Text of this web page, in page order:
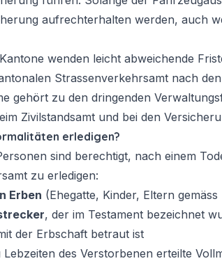
aufrechterhalten werden, auch
wenden leicht abweichende
Strassenverkehrsamt nach
gehört zu den dringenden
Zivilstandsamt und bei den
erledigen?
sind berechtigt, nach einem
zu erledigen:
Erben (Ehegatte, Kinder, Eltern
, der im Testament bezeichnet
der Erbschaft betraut ist
Lebzeiten des Verstorbenen erteilte